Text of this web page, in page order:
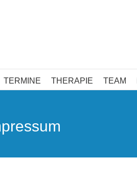
TERMINE THERAPIE TEAM